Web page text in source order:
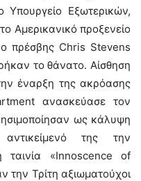
Εξωτερικών,
Αμερικανικό προξενείο
πρέσβης Chris Stevens
το θάνατο. Αίσθηση
έναρξη της ακρόασης
ανασκεύασε τον
ως κάλυψη
της την
ταινία «Innoscence of
την Τρίτη αξιωματούχοι